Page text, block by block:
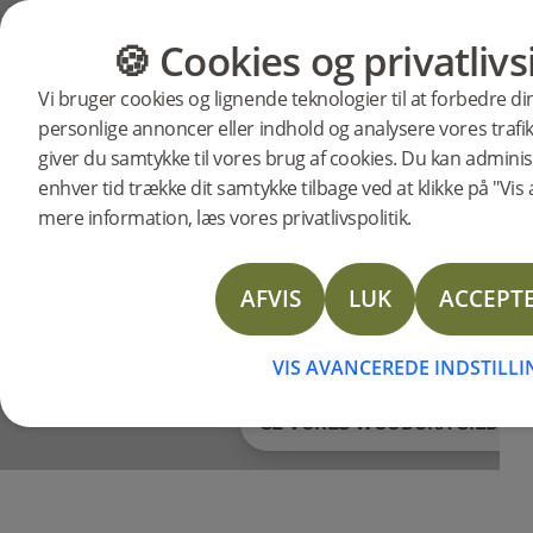
GULVGUIDE
🍪 Cookies og
Vi bruger cookies og lignende teknologier til at forbedre
personlige annoncer eller indhold og analysere vores
giver du samtykke til vores brug af cookies. Du kan
enhver tid trække dit samtykke tilbage ved at klikke på
mere information, læs vores privatlivspolitik.
AFVIS LUK
VIS AVANCEREDE
WOODURA
EN MODERNE
KLASSISK
SE VORES WOODURA